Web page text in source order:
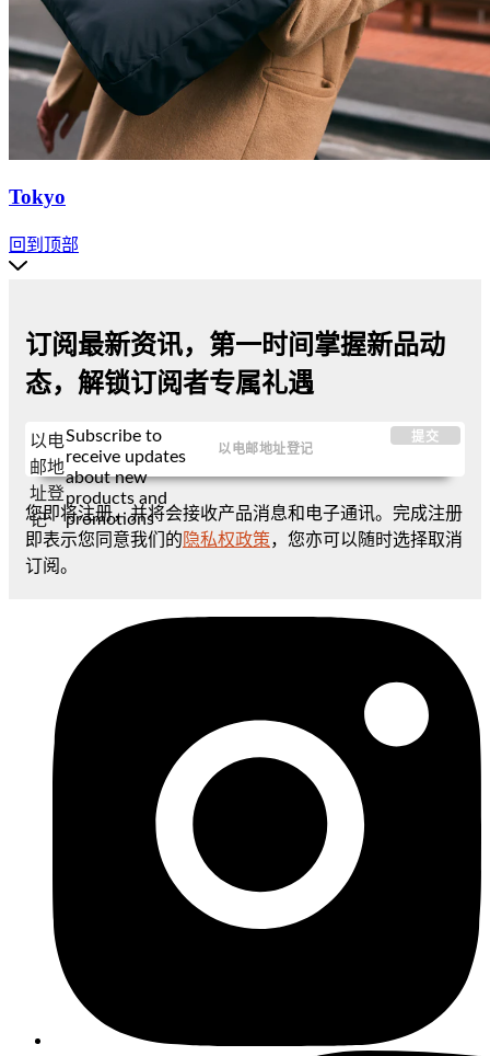
Tokyo
回到顶部
订阅最新资讯，第一时间掌握新品动
态，解锁订阅者专属礼遇
以电
邮地
址登
记
Subscribe to
receive updates
about new
products and
promotions
提交
您即将注册，并将会接收产品消息和电子通讯。完成注册
即表示您同意我们的 隐私权政策，您亦可以随时选择取消
订阅。